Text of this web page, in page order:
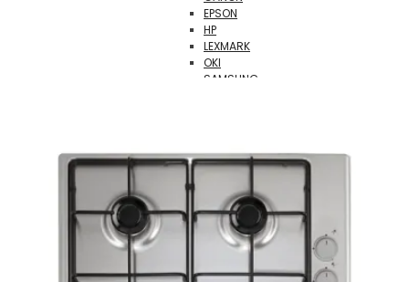
EPSON
HP
LEXMARK
OKI
SAMSUNG
CDs & DVDs vierges
CONNECTIQUE | ADAPTATEURS |CONNECTEURS
LOGICIELS
Suite Bureautique
Systèmes d' Exploitation OS
VIDÉOPROJECTEURS